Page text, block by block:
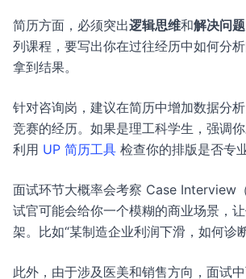
简历方面，必须突出逻辑思维和解决问
列课程，要写出你在过往经历中如何分
拿到结果。
针对咨询岗，建议在简历中增加数据分
竞赛的经历。如果是理工科学生，强调你
利用 UP 简历工具 检查你的排版是否专
面试环节大概率会考察 Case Interview
试官可能会给你一个模糊的商业场景，
架。比如“某制造企业利润下滑，如何诊
此外，由于涉及医美和销售方向，面试